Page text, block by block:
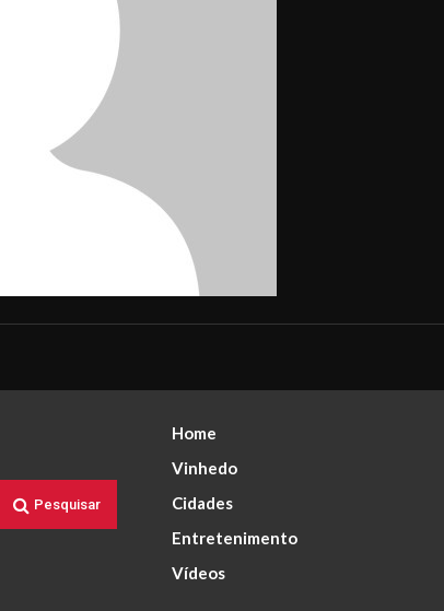
Pesquisar
Home
Vinhedo
Cidades
Entretenimento
Vídeos